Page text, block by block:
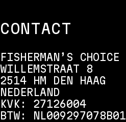
CONTACT
FISHERMAN’S CHOICE
WILLEMSTRAAT 8
2514 HM DEN HAAG
NEDERLAND
KVK: 27126004
BTW: NL009297078B01